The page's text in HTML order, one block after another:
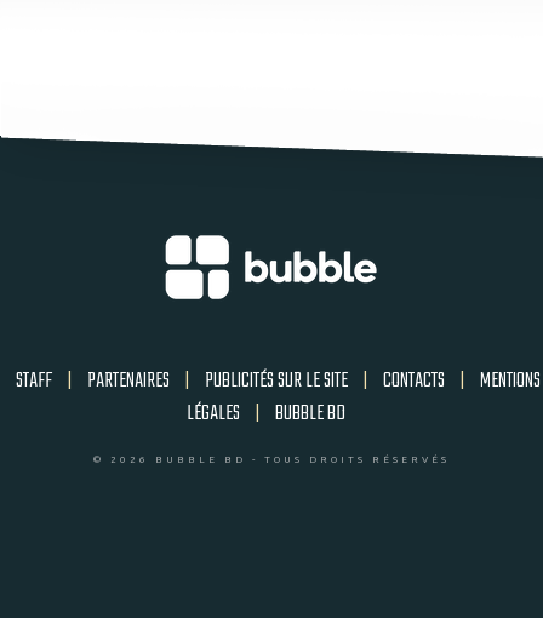
STAFF | PARTENAIRES | PUBLICITÉS SUR LE SITE | CONTACTS | MENTIONS
LÉGALES | BUBBLE BD
© 2026 BUBBLE BD - TOUS DROITS RÉSERVÉS